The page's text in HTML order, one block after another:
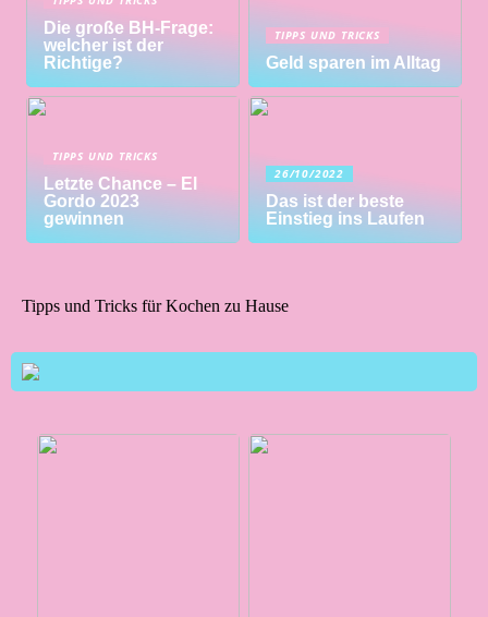
Die große BH-Frage:
welcher ist der
Richtige?
TIPPS UND TRICKS
Geld sparen im Alltag
TIPPS UND TRICKS
Letzte Chance – El
Gordo 2023
gewinnen
26/10/2022
Das ist der beste
Einstieg ins Laufen
Tipps und Tricks für Kochen zu Hause